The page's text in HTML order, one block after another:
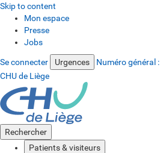
Skip to content
Mon espace
Presse
Jobs
Se connecter Urgences Numéro général :
CHU de Liège
Rechercher
Patients & visiteurs